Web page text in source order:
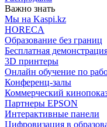
Важно знать
Мы на Kaspi.kz
HORECA
Образование без границ
Бесплатная
3D принтеры
Онлайн обучение по
Конференц-залы
Коммерческий
Партнеры EPSON
Интерактивные панели
Цифровизация в